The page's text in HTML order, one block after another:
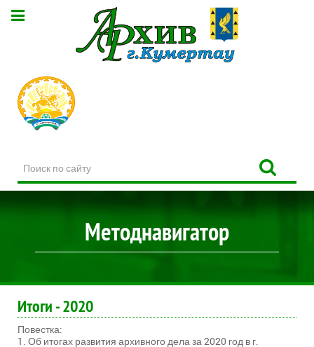
по
сайту
Методнавигатор
Итоги - 2020
Повестка:
1. Об итогах развития архивного дела за 2020 год в г.